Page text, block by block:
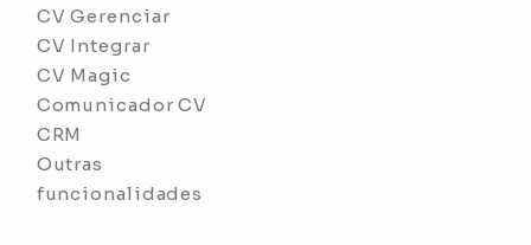
CV Gerenciar
CV Integrar
CV Magic
Comunicador CV
CRM
Outras
funcionalidades